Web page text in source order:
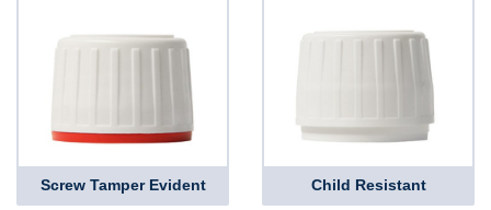
Screw Tamper Evident Child Resistant